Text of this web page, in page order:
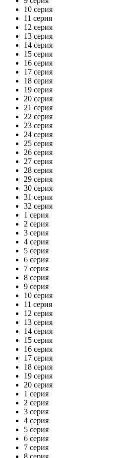
10 серия
11 серия
12 серия
13 серия
14 серия
15 серия
16 серия
17 серия
18 серия
19 серия
20 серия
21 серия
22 серия
23 серия
24 серия
25 серия
26 серия
27 серия
28 серия
29 серия
30 серия
31 серия
32 серия
1 серия
2 серия
3 серия
4 серия
5 серия
6 серия
7 серия
8 серия
9 серия
10 серия
11 серия
12 серия
13 серия
14 серия
15 серия
16 серия
17 серия
18 серия
19 серия
20 серия
1 серия
2 серия
3 серия
4 серия
5 серия
6 серия
7 серия
8 серия